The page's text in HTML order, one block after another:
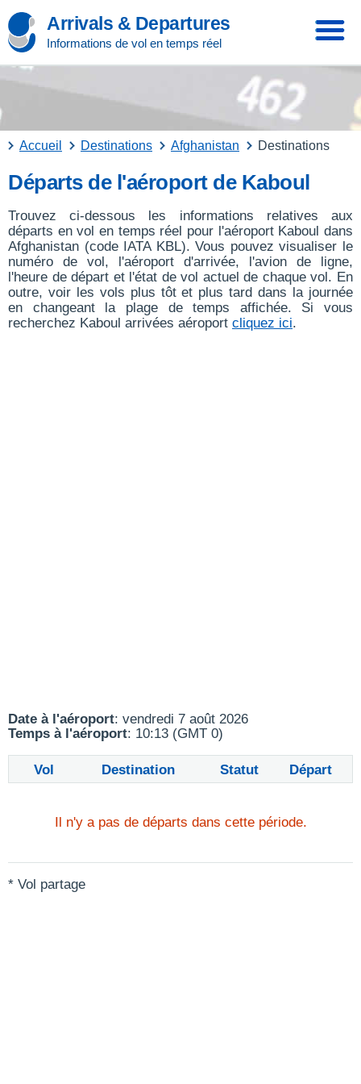
Arrivals & Departures
Informations de vol en temps réel
Accueil Destinations Afghanistan Destinations
Départs de l'aéroport de Kaboul
Trouvez ci-dessous les informations relatives aux
départs en vol en temps réel pour l'aéroport Kaboul dans
Afghanistan (code IATA KBL). Vous pouvez visualiser le
numéro de vol, l'aéroport d'arrivée, l'avion de ligne,
l'heure de départ et l'état de vol actuel de chaque vol. En
outre, voir les vols plus tôt et plus tard dans la journée
en changeant la plage de temps affichée. Si vous
recherchez Kaboul arrivées aéroport cliquez ici.
Date à l'aéroport: vendredi 7 août 2026
Temps à l'aéroport: 10:13 (GMT 0)
Vol Destination Statut Départ
Il n'y a pas de départs dans cette période.
* Vol partage